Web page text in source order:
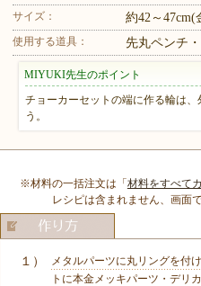
サイズ： 約42～47cm(
使用する道具： 先丸ペンチ
MIYUKI先生のポイント
チョーカーセットの端に作る輪は
う。
※材料の一括注文は「材料をすべて
レシピは含まれません、画面
１）
メタルパーツに丸リングを付
トに本金メッキパーツ・デリ